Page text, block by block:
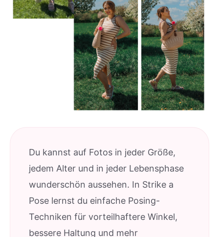
Du kannst auf Fotos in jeder Größe,
jedem Alter und in jeder Lebensphase
wunderschön aussehen. In Strike a
Pose lernst du einfache Posing-
Techniken für vorteilhaftere Winkel,
bessere Haltung und mehr